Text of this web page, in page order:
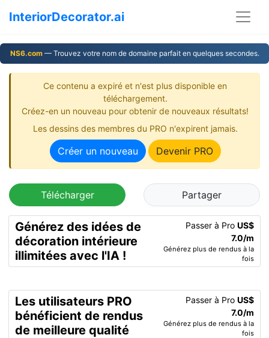
InteriorDecorator.ai
NS6.com— Trouvez votre nom de domaine parfait en quelques secondes.
Ce contenu a expiré et n'est plus disponible en
téléchargement.
Créez-en un nouveau pour obtenir de nouveaux résultats!
Les dessins des membres du PRO n'expirent jamais.
Créer un nouveau Devenir PRO
Télécharger Partager
Générez des idées de
décoration intérieure
illimitées avec l'IA !
Passer à Pro US$
7.0/m
Générez plus de rendus à la
fois
Les utilisateurs PRO
bénéficient de rendus
de meilleure qualité
Passer à Pro US$
7.0/m
Générez plus de rendus à la
fois